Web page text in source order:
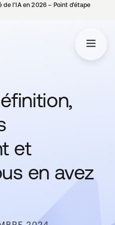
de l’IA en 2026 – Point d’étape
et
en avez